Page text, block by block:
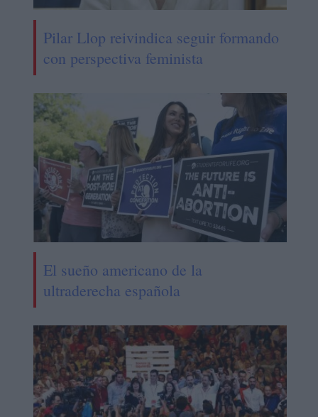
Pilar Llop reivindica seguir formando
con perspectiva feminista
El sueño americano de la
ultraderecha española